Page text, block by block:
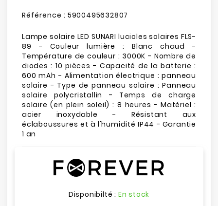
Référence : 5900495632807
Lampe solaire LED SUNARI lucioles solaires FLS-
89 - Couleur lumière : Blanc chaud -
Température de couleur : 3000K - Nombre de
diodes : 10 pièces - Capacité de la batterie :
600 mAh - Alimentation électrique : panneau
solaire - Type de panneau solaire : Panneau
solaire polycristallin - Temps de charge
solaire (en plein soleil) : 8 heures - Matériel :
acier inoxydable - Résistant aux
éclaboussures et à l'humidité IP44 - Garantie
1 an
Disponibilté : En stock